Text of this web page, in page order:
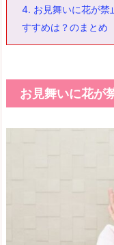
4. お見舞いに花が禁
すすめは？のまとめ
お見舞いに花が